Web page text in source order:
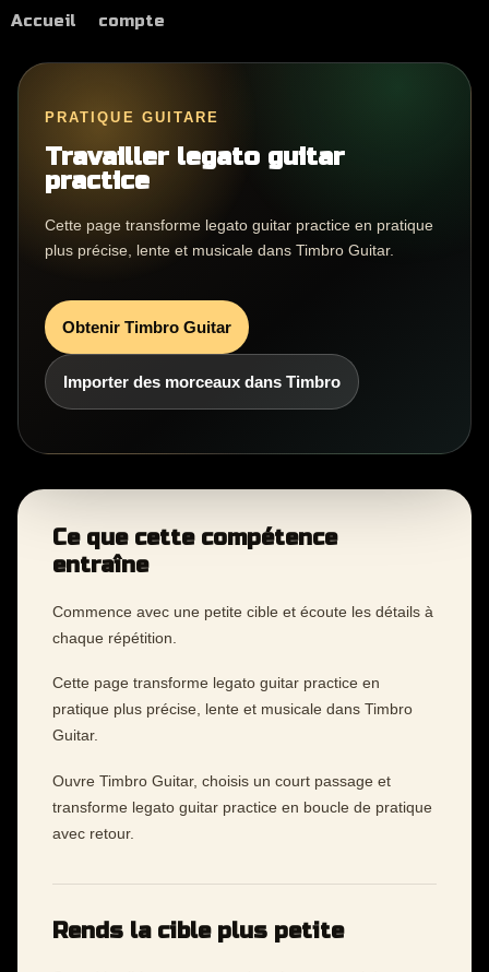
Accueil compte
PRATIQUE GUITARE
Travailler legato guitar
practice
Cette page transforme legato guitar practice en pratique
plus précise, lente et musicale dans Timbro Guitar.
Obtenir Timbro Guitar
Importer des morceaux dans Timbro
Ce que cette compétence
entraîne
Commence avec une petite cible et écoute les détails à
chaque répétition.
Cette page transforme legato guitar practice en
pratique plus précise, lente et musicale dans Timbro
Guitar.
Ouvre Timbro Guitar, choisis un court passage et
transforme legato guitar practice en boucle de pratique
avec retour.
Rends la cible plus petite